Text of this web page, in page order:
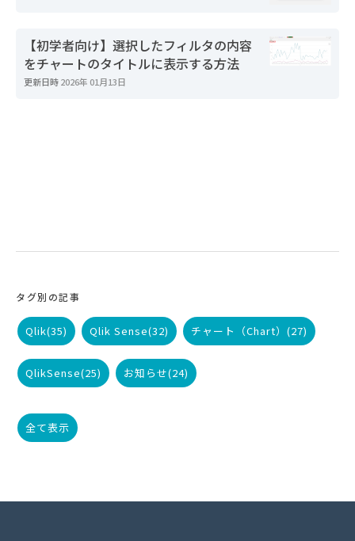
【初学者向け】選択したフィルタの内容
をチャートのタイトルに表示する方法
更新日時2026年 01月13日
タグ別の記事
Qlik(35) Qlik Sense(32) チャート（Chart） (27)
QlikSense(25) お知らせ(24)
全て表示